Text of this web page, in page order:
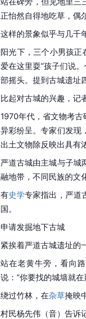
正怡然自得地吃草，偶
这样的景象似乎与几千
阳光下，三个小男孩正
爱在这里耍”孩子们说
部摇头。提到古城遗址
比起对古城的兴趣，记
1970年代，省文物考
异彩纷呈。专家们发现
出土文物除反映出具有
严道古城由主城与子城
融地带，不同民族的文
有史学专家指出，严道
国。
申请发掘地下古城
紧挨着严道古城遗址的
站在老黄牛旁，看向
说：“你要找的城墙就
绕过竹林，在杂草掩映
村民杨先伟（音）告诉